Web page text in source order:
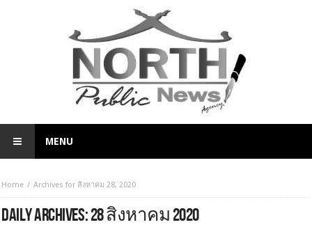
MENU
Home Archives for สิงหาคม 28, 2020
DAILY ARCHIVES:28 สิงหาคม 2020